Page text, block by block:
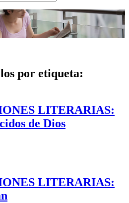
por etiqueta:
LITERARIAS:
de Dios
LITERARIAS: